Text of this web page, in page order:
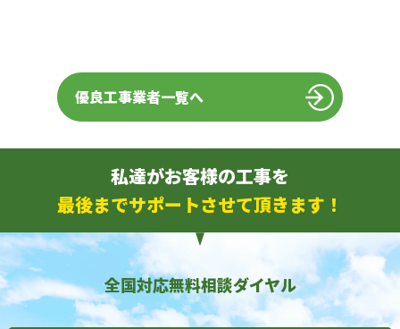
優良工事業者一覧へ
私達がお客様の工事を
最後までサポートさせて頂きます！
全国対応無料相談ダイヤル